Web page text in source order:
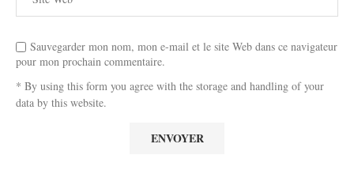
Sauvegarder mon nom, mon e-mail et le site Web dans ce navigateur
pour mon prochain commentaire.
* By using this form you agree with the storage and handling of your
data by this website.